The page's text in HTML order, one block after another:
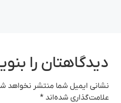
دیدگاهتان را
نشانی ایمیل شما منتشر نخواهد
علامت‌گذاری شده‌اند *